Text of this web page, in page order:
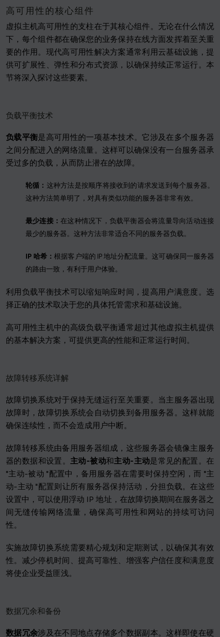
高可用性的核心组件
虚拟主机高可用性的支柱在于其核心组件。无论在什么情况
下，每个组件都在确保您的业务保持在线方面发挥着至关重
要的作用。现代高可用性解决方案通常利用云基础设施，提
供可扩展性、弹性和分布式资源，以确保持续正常运行。本
节将深入探讨这些要素。
负载平衡技术
负载平衡是高可用性的一项基本技术。它涉及在多个服务器
之间分配进入的网络流量。这样可以确保没有一台服务器承
受过多的负载，从而防止潜在的故障。
轮循： 这种方法是按顺序将接收到的请求发送到每个服务器。
这种方法简单明了，对具有类似功能的服务器非常有效。
最少连接：在这种情况下，负载平衡器会将流量导向活动连接
最少的服务器。这种方法非常适合不同的服务器负载。
IP 哈希：根据客户端的 IP 地址分配流量。这可确保同一服务器
的路由一致，有利于用户体验。
利用负载平衡技术可以缩短响应时间，提高用户满意度。选
择正确的技术取决于您的具体托管需求和基础设施。
高可用性主机中的高级负载平衡通常超过其他虚拟主机提供
的基本解决方案，可提供更高的性能和正常运行时间。
故障转移系统详解
故障切换系统对于保持无缝运行至关重要。当主服务器出现
故障时，故障切换系统会自动切换到备用服务器。这样就能
确保连续性，而不会造成用户中断。
故障转移系统由备用服务器组成，这些服务器会镜像主服务
器的数据和设置。主动-被动和主动-主动是常见的配置。在
"主动-被动 "配置中，备用服务器在需要时保持空闲，而 "主
动-主动 "配置则让所有服务器保持活动，分担负载。在这些
设置中，可以使用浮动 IP 地址，在故障切换期间在服务器之
间无缝传输网络流量，确保高可用性和网站的持续可访问
性。
实施故障切换系统需要精心规划和定期测试，以确保其有效
性。减少停机时间、提高可靠性、增强客户信任度和满意度
将使企业受益匪浅。
数据冗余和备份
数据冗余涉及在不同地点存储多个数据副本。这样即使在硬